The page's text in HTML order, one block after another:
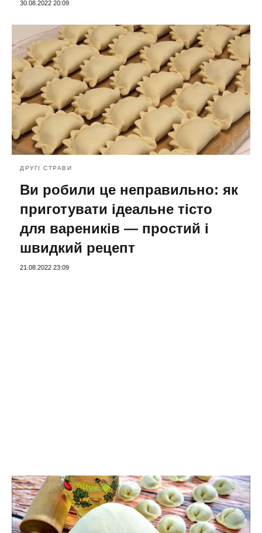
30.08.2022 20:09
ДРУГІ СТРАВИ
Ви робили це неправильно: як
приготувати ідеальне тісто
для вареників — простий і
швидкий рецепт
21.08.2022 23:09